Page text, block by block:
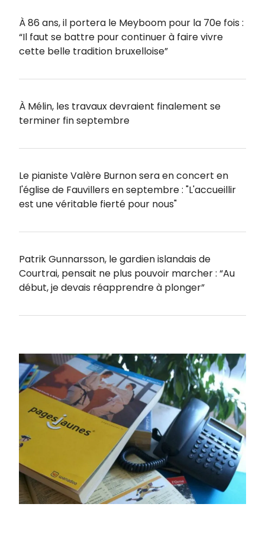
À 86 ans, il portera le Meyboom pour la 70e fois :
“Il faut se battre pour continuer à faire vivre
cette belle tradition bruxelloise”
À Mélin, les travaux devraient finalement se
terminer fin septembre
Le pianiste Valère Burnon sera en concert en
l'église de Fauvillers en septembre : "L'accueillir
est une véritable fierté pour nous"
Patrik Gunnarsson, le gardien islandais de
Courtrai, pensait ne plus pouvoir marcher : “Au
début, je devais réapprendre à plonger”